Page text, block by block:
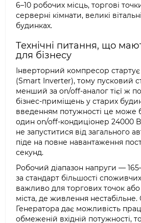
6–10 робочих місць, торгові
серверні кімнати, великі
будинках.
Технічні питання, що
для бізнесу
Інверторний компресор стартує
(Smart Inverter), тому пусковий
менший за on/off-аналог тієї ж
бізнес-приміщень у старих
введенням потужності це може
один on/off-кондиціонер 24000
не запуститися від загального
піде на повне навантаження
секунд.
Робочий діапазон напруги —
за стандарт більшості
важливо для торгових точок
міста, де живлення
Генератора дає можливість
обмеженій вхідній потужності,